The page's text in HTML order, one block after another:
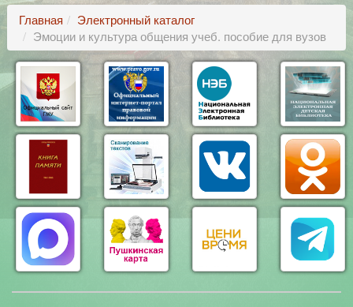
Главная
Электронный каталог
Эмоции и культура общения учеб. пособие для вузов